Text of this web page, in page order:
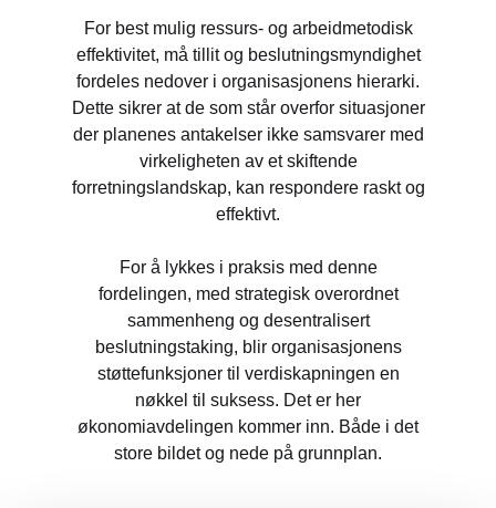
For best mulig ressurs- og arbeidmetodisk
effektivitet, må tillit og beslutningsmyndighet
fordeles nedover i organisasjonens hierarki.
Dette sikrer at de som står overfor situasjoner
der planenes antakelser ikke samsvarer med
virkeligheten av et skiftende
forretningslandskap, kan respondere raskt og
effektivt.
For å lykkes i praksis med denne
fordelingen, med strategisk overordnet
sammenheng og desentralisert
beslutningstaking, blir organisasjonens
støttefunksjoner til verdiskapningen en
nøkkel til suksess. Det er her
økonomiavdelingen kommer inn. Både i det
store bildet og nede på grunnplan.